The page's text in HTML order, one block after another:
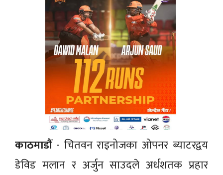
काठमाडौं - चितवन राइनोजका ओपनर ब्याटरद्वय
डेविड मलान र अर्जुन साउदले अर्धशतक प्रहार